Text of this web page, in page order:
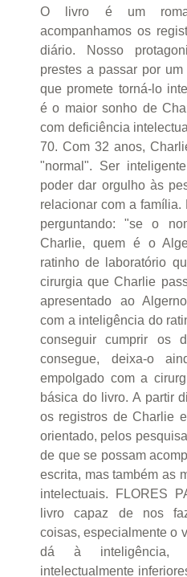
O livro é um
acompanhamos os
diário. Nosso
prestes a passar por
que promete torná-lo
é o maior sonho de
com deficiência
70. Com 32 anos,
"normal". Ser
poder dar orgulho às
relacionar com a
perguntando: "se o
Charlie, quem é o
ratinho de laboratório
cirurgia que Charlie
apresentado ao
com a inteligência do
conseguir cumprir os
consegue, deixa-o
empolgado com a
básica do livro. A partir
os registros de Charlie
orientado, pelos
de que se possam
escrita, mas também as
intelectuais. FLORES
livro capaz de nos
coisas, especialmente o
dá à inteligência,
intelectualmente